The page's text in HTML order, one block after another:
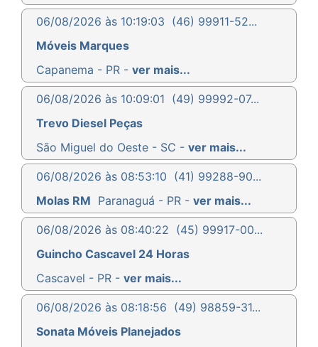
06/08/2026 às 10:19:03 (46) 99911-52...
Móveis Marques
Capanema - PR - ver mais...
06/08/2026 às 10:09:01 (49) 99992-07...
Trevo Diesel Peças
São Miguel do Oeste - SC - ver mais...
06/08/2026 às 08:53:10 (41) 99288-90...
Molas RM Paranaguá - PR - ver mais...
06/08/2026 às 08:40:22 (45) 99917-00...
Guincho Cascavel 24 Horas
Cascavel - PR - ver mais...
06/08/2026 às 08:18:56 (49) 98859-31...
Sonata Móveis Planejados